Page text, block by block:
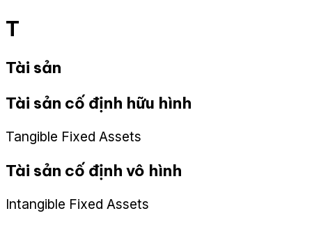
T
Tài sản
Tài sản cố định hữu hình
Tangible Fixed Assets
Tài sản cố định vô hình
Intangible Fixed Assets